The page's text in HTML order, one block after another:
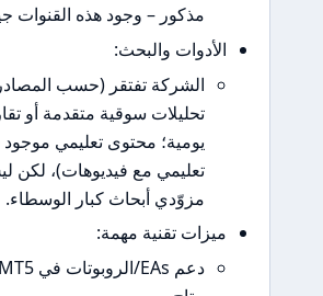
مذكور – وجود هذه القنوات جيد.
والبحث:
الشركة تفتقر (حسب المصادر) إلى
تحليلات سوقية متقدمة أو تقارير بحثية
يومية؛ محتوى تعليمي موجود (مركز
تعليمي مع فيديوهات)، لكن ليس بمستوى
مزوّدي أبحاث كبار الوسطاء.
تقنية مهمة:
دعم EAs/الروبوتات في MT4/MT5 –